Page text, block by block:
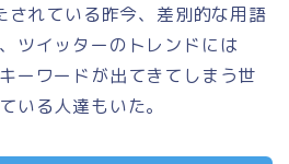
されている昨今、差別的な用語
ツイッターのトレンドには
ーワードが出てきてしまう世
いる人達もいた。